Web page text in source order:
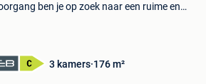
ben je op zoek naar een ruime en
3 kamers 176 m²